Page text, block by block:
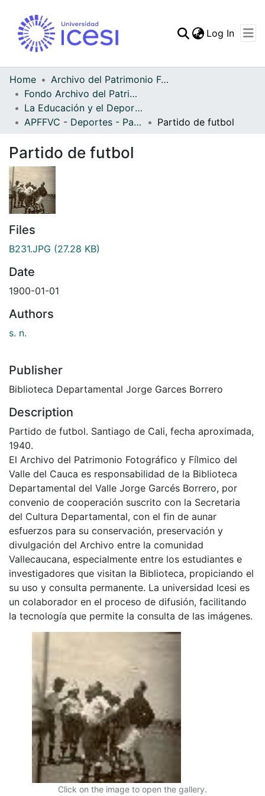
Log In
Home
Archivo del Patrimonio Fotográfico y Fílmico del Valle del Cauca
Fondo Archivo del Patrimonio Fotográfico y Fílmico del Valle del Cauca
La Educación y el Deporte
APFFVC - Deportes - Patrimonial
Partido de futbol
Partido de futbol
Files
B231.JPG (27.28 KB)
Date
1900-01-01
Authors
s. n.
Publisher
Biblioteca Departamental Jorge Garces Borrero
Description
Partido de futbol. Santiago de Cali, fecha aproximada,
1940.
El Archivo del Patrimonio Fotográfico y Fílmico del
Valle del Cauca es responsabilidad de la Biblioteca
Departamental del Valle Jorge Garcés Borrero, por
convenio de cooperación suscrito con la Secretaria
del Cultura Departamental, con el fin de aunar
esfuerzos para su conservación, preservación y
divulgación del Archivo entre la comunidad
Vallecaucana, especialmente entre los estudiantes e
investigadores que visitan la Biblioteca, propiciando el
su uso y consulta permanente. La universidad Icesi es
un colaborador en el proceso de difusión, facilitando
la tecnología que permite la consulta de las imágenes.
Click on the image to open the gallery.